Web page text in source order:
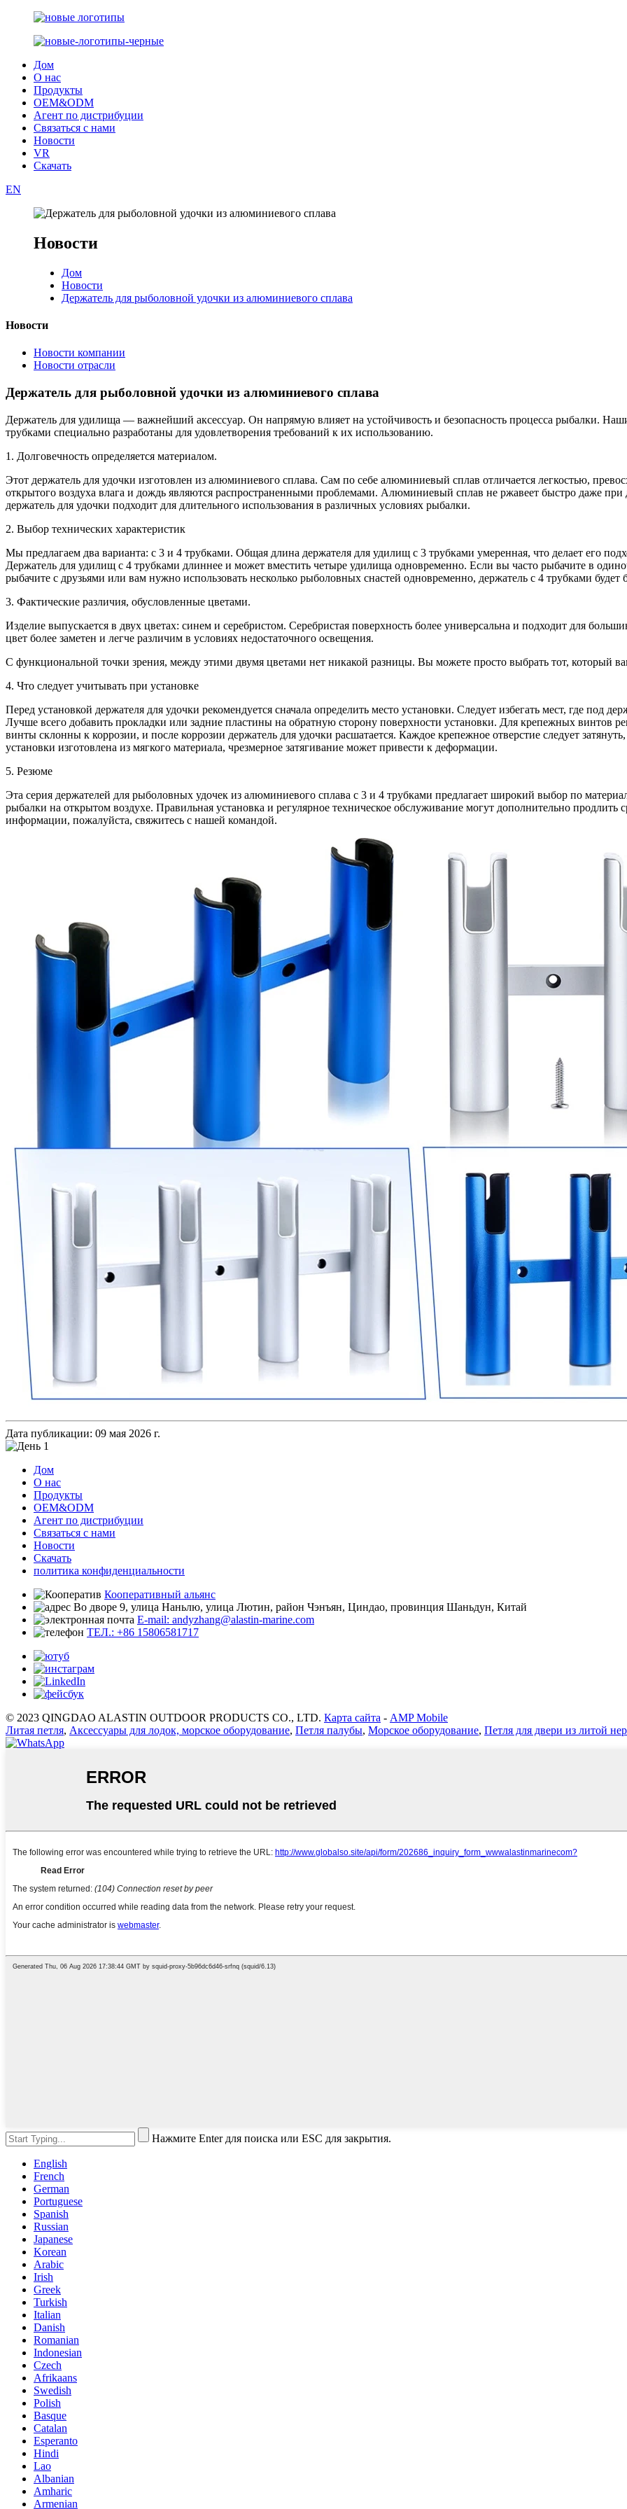
Дом
О нас
Продукты
OEM&ODM
Агент по дистрибуции
Связаться с нами
Новости
VR
Скачать
EN
Новости
Дом
Новости
Держатель для рыболовной удочки из алюминиевого сплава
Новости
Новости компании
Новости отрасли
Держатель для рыболовной удочки из алюминиевого сплава
Держатель для удилища — важнейший аксессуар. Он напрямую влияет на устойчивость и безопасность процесса рыбалки.
трубками специально разработаны для удовлетворения требований к их использованию.
1. Долговечность определяется материалом.
Этот держатель для удочки изготовлен из алюминиевого сплава. Сам по себе алюминиевый сплав отличается легкостью,
открытого воздуха влага и дождь являются распространенными проблемами. Алюминиевый сплав не ржавеет быстро даже при
держатель для удочки подходит для длительного использования в различных условиях рыбалки.
2. Выбор технических характеристик
Мы предлагаем два варианта: с 3 и 4 трубками. Общая длина держателя для удилищ с 3 трубками умеренная, что делает его
Держатель для удилищ с 4 трубками длиннее и может вместить четыре удилища одновременно. Если вы часто рыбачите в
рыбачите с друзьями или вам нужно использовать несколько рыболовных снастей одновременно, держатель с 4 трубками будет
3. Фактические различия, обусловленные цветами.
Изделие выпускается в двух цветах: синем и серебристом. Серебристая поверхность более универсальна и подходит для
цвет более заметен и легче различим в условиях недостаточного освещения.
С функциональной точки зрения, между этими двумя цветами нет никакой разницы. Вы можете просто выбрать тот, который
4. Что следует учитывать при установке
Перед установкой держателя для удочки рекомендуется сначала определить место установки. Следует избегать мест, где под
Лучше всего добавить прокладки или задние пластины на обратную сторону поверхности установки. Для крепежных винтов
винты склонны к коррозии, и после коррозии держатель для удочки расшатается. Каждое крепежное отверстие следует
установки изготовлена ​​из мягкого материала, чрезмерное затягивание может привести к деформации.
5. Резюме
Эта серия держателей для рыболовных удочек из алюминиевого сплава с 3 и 4 трубками предлагает широкий выбор по
рыбалки на открытом воздухе. Правильная установка и регулярное техническое обслуживание могут дополнительно
информации, пожалуйста, свяжитесь с нашей командой.
Дата публикации: 09 мая 2026 г.
Дом
О нас
Продукты
OEM&ODM
Агент по дистрибуции
Связаться с нами
Новости
Скачать
политика конфиденциальности
Кооперативный альянс
Во дворе 9, улица Наньлю, улица Лютин, район Чэнъян, Циндао, провинция Шаньдун, Китай
E-mail: andyzhang@alastin-marine.com
ТЕЛ.: +86 15806581717
© 2023 QINGDAO ALASTIN OUTDOOR PRODUCTS CO., LTD. Карта сайта - AMP Mobile
Литая петля, Аксессуары для лодок, морское оборудование, Петля палубы, Морское оборудование, Петля для двери из литой
Нажмите Enter для поиска или ESC для закрытия.
English
French
German
Portuguese
Spanish
Russian
Japanese
Korean
Arabic
Irish
Greek
Turkish
Italian
Danish
Romanian
Indonesian
Czech
Afrikaans
Swedish
Polish
Basque
Catalan
Esperanto
Hindi
Lao
Albanian
Amharic
Armenian